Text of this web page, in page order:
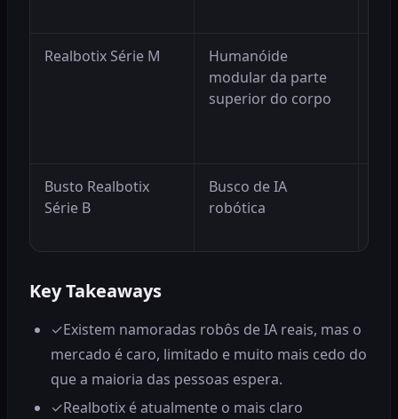
Realbotix Série M
Humanóide
modular da parte
superior do corpo
Busto Realbotix
Série B
Busco de IA
robótica
Key Takeaways
✓Existem namoradas robôs de IA reais, mas o
mercado é caro, limitado e muito mais cedo do
que a maioria das pessoas espera.
✓Realbotix é atualmente o mais claro